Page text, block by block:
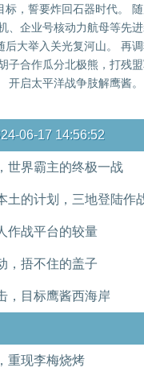
标，誓要炸回石器时代。
、企业号核动力航母等先进
后大举入关光复河山。 再
子合作瓜分北极熊，打残
开启太平洋战争肢解鹰酱
06-17 14:56:52
世界霸主的终极一战
土的计划，三地登陆作
作战平台的较量
，捂不住的盖子
，目标鹰酱西海岸
重现李梅烧烤